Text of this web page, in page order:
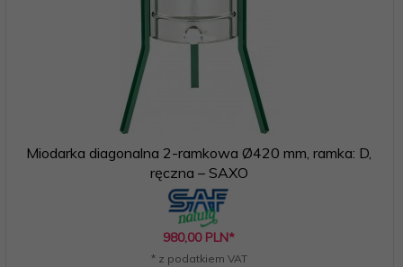
Miodarka diagonalna 2-ramkowa Ø420 mm, ramka: D,
ręczna – SAXO
980,00 PLN*
* z podatkiem VAT